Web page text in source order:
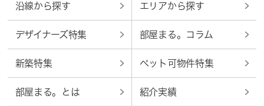
沿線から探す エリアから探す
デザイナーズ特集 部屋まる。コラム
新築特集 ペット可物件特集
部屋まる。とは 紹介実績